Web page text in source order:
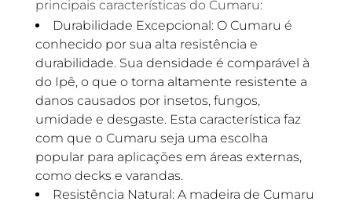
principais características do Cumaru:
Durabilidade Excepcional: O Cumaru é
conhecido por sua alta resistência e
durabilidade. Sua densidade é comparável à
do Ipê, o que o torna altamente resistente a
danos causados por insetos, fungos,
umidade e desgaste. Esta característica faz
com que o Cumaru seja uma escolha
popular para aplicações em áreas externas,
como decks e varandas.
Resistência Natural: A madeira de Cumaru